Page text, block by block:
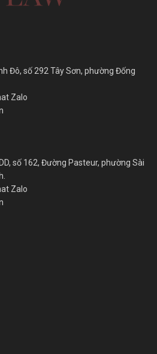
Đô, số 292 Tây Sơn, phường Đống
Zalo
số 162, Đường Pasteur, phường Sài
Zalo